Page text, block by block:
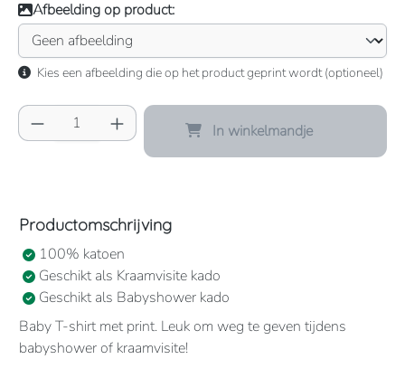
Afbeelding op product:
Kies een afbeelding die op het product geprint wordt (optioneel)
Producthoeveelheid: Voer de gewenste
In winkelmandje
Productomschrijving
100% katoen
Geschikt als Kraamvisite kado
Geschikt als Babyshower kado
Baby T-shirt met print. Leuk om weg te geven tijdens
babyshower of kraamvisite!